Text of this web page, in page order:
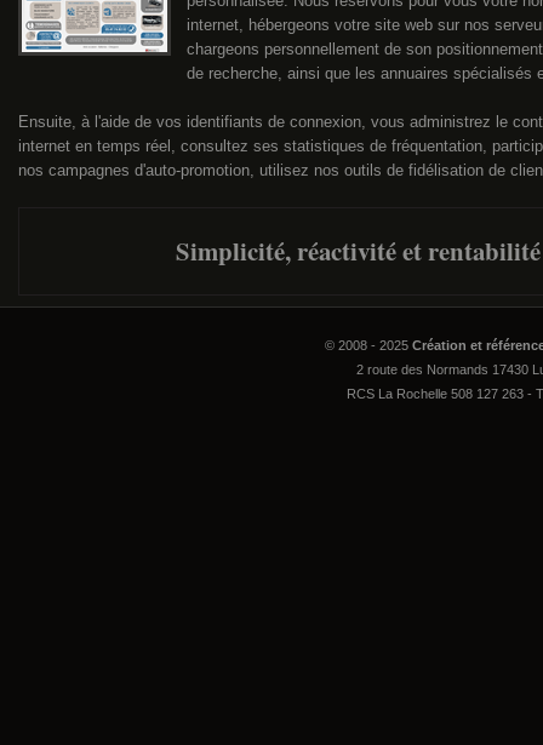
internet, hébergeons votre site web sur nos
chargeons personnellement de son
de recherche, ainsi que les annuaires spécialisés
Ensuite, à l'aide de vos identifiants de connexion, vous administrez le
internet en temps réel, consultez ses statistiques de fréquentation,
nos campagnes d'auto-promotion, utilisez nos outils de fidélisation de
Simplicité, réactivité et
© 2008 - 2025 Création et
2 route des Normands 17430
RCS La Rochelle 508 127 263 -